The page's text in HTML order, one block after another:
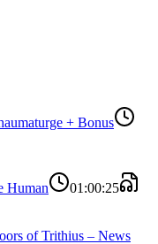
+ Bonus
Human
01:00:25
of Trithius – News